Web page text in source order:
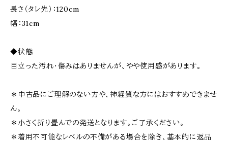
長さ（タレ先）：120cm
幅：31cm
◆状態
目立った汚れ・傷みはありませんが、やや使用感があります。
＊中古品にご理解のない方や、神経質な方にはおすすめできませ
ん。
＊小さく折り畳んでの発送となります。ご了承ください。
＊着用不可能なレベルの不備がある場合を除き、基本的に返品